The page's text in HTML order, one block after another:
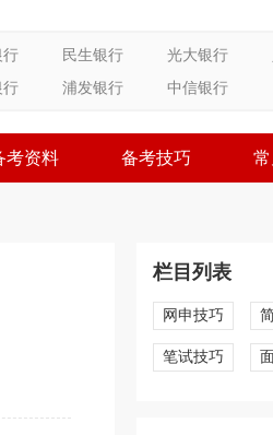
行 民生银行 光大银行
行 浦发银行 中信银行
考资料 备考技巧
栏目列表
网申技巧
笔试技巧